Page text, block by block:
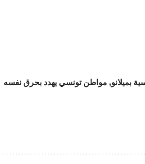
بميلانو, مواطن تونسي يهدد بحرق نفسه